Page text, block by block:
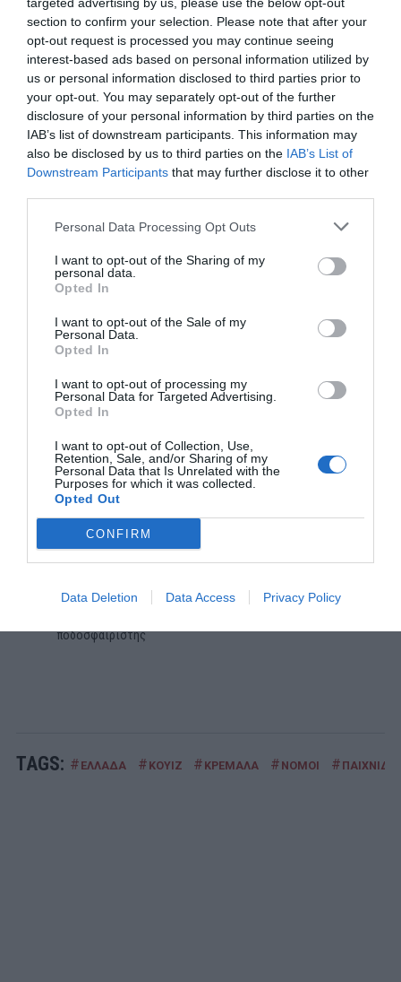
section to confirm your selection. Please note that after your
opt-out request is processed you may continue seeing
interest-based ads based on personal information utilized by
us or personal information disclosed to third parties prior to
your opt-out. You may separately opt-out of the further
disclosure of your personal information by third parties on the
IAB’s list of downstream participants. This information may
also be disclosed by us to third parties on the IAB’s List of
Downstream Participants that may further disclose it to other
Personal Data Processing Opt Outs
I want to opt-out of the Sharing of my
personal data.
Opted In
I want to opt-out of the Sale of my
Personal Data.
Opted In
I want to opt-out of processing my
Personal Data for Targeted Advertising.
Opted In
I want to opt-out of Collection, Use,
Retention, Sale, and/or Sharing of my
Personal Data that Is Unrelated with the
Purposes for which it was collected.
Opted Out
CONFIRM
Data Deletion Data Access Privacy Policy
ΕΚΚΙΝΗΣΗ
ΔΗΜΟΦΙΛΕΣΤΕΡΑ ΗΜΕΡΑΣ
Επιπέδου Γυμνασίου:10 απλές ερωτήσεις που δείχνουν
ότι δεν έμαθες σωστά την ελληνική ιστορία
2 ΠΑΙΧΝΙΔΙΑ
Βρες πού βρίσκονται 10 παραλίες:
αυτό το κουίζ γεωγραφίας... είσαι Έλληνας!
«Ήρωες ήταν ο Παπαφλέσσας και ο Κολοκοτρώνης»:
ποδοσφαιριστής
TAGS: # ΕΛΛΑΔΑ # ΚΟΥΙΖ # ΚΡΕΜΑΛΑ # ΝΟΜΟΙ # ΠΑΙΧΝΙΔΙΑ